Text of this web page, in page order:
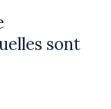
sont